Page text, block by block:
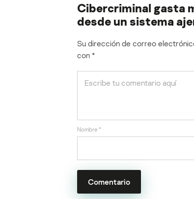
Cibercriminal gasta
desde un sistema
Su dirección de correo
con *
Nombre *